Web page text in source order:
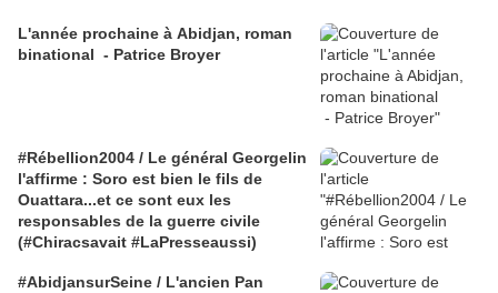
L'année prochaine à Abidjan, roman
binational - Patrice Broyer
#Rébellion2004 / Le général Georgelin
l'affirme : Soro est bien le fils de
Ouattara...et ce sont eux les
responsables de la guerre civile
(#Chiracsavait #LaPresseaussi)
#AbidjansurSeine / L'ancien Pan